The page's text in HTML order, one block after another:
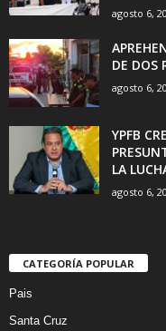
agosto 6,
DE DOS
agosto 6,
YPFB
LA
agosto 6,
CATEGORÍA POPULAR
Pais
Santa Cruz